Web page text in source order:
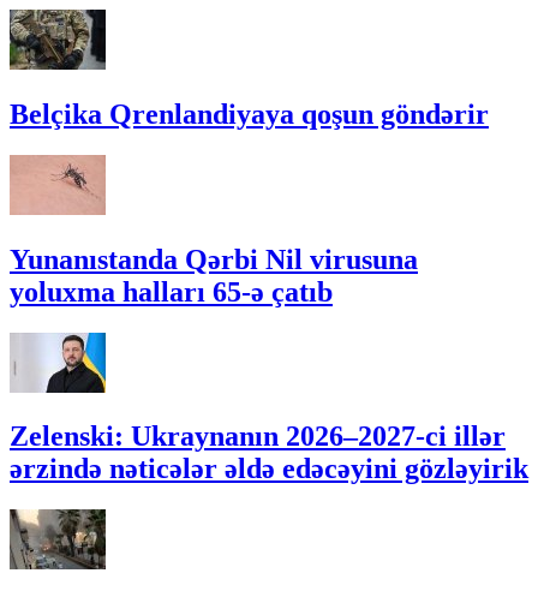
Belçika Qrenlandiyaya qoşun göndərir
Yunanıstanda Qərbi Nil virusuna
yoluxma halları 65-ə çatıb
Zelenski: Ukraynanın 2026–2027-ci illər
ərzində nəticələr əldə edəcəyini gözləyirik